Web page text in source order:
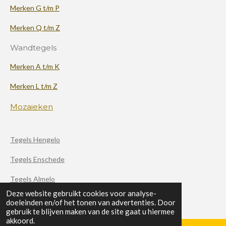
Deze website gebruikt cookies voor analyse-
doeleinden en/of het tonen van advertenties. Door
gebruik te blijven maken van de site gaat u hiermee
akkoord.
Merken G t/m P
Merken Q t/m Z
Wandtegels
Merken A t/m K
Merken L t/m Z
Mozaieken
Tegels Hengelo
Tegels Enschede
Tegels Almelo
F
a
c
X
I
n